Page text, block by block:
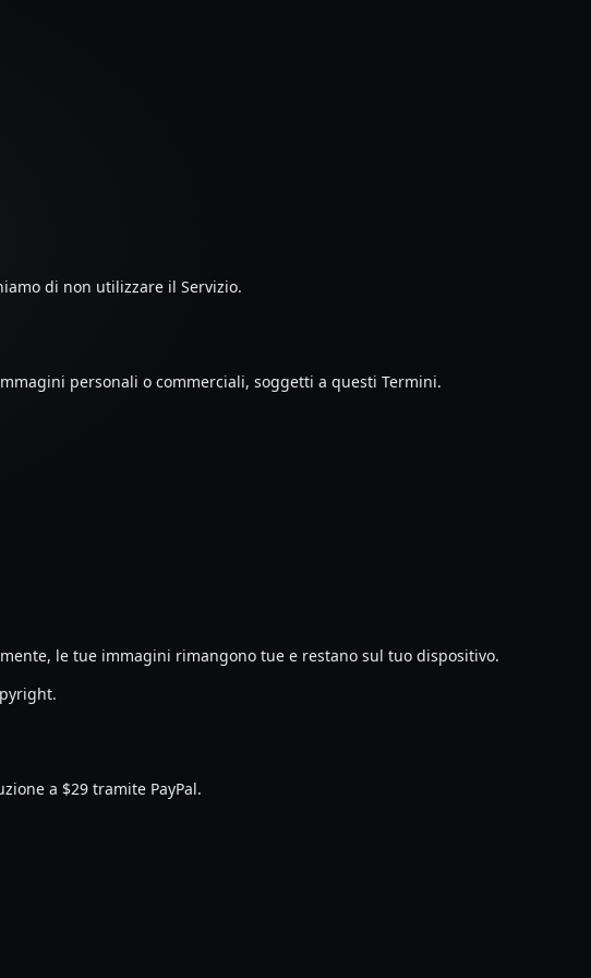
di non utilizzare il Servizio.
personali o commerciali, soggetti a questi Termini.
le tue immagini rimangono tue e restano sul tuo dispositivo.
a $29 tramite PayPal.